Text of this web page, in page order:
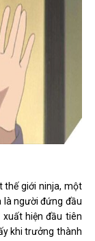
thế giới ninja, một
là người đứng đầu
xuất hiện đầu tiên
khi trưởng thành